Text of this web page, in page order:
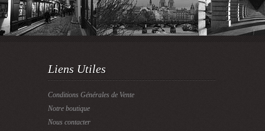
Liens Utiles
Conditions Générales de Vente
Notre boutique
Nous contacter